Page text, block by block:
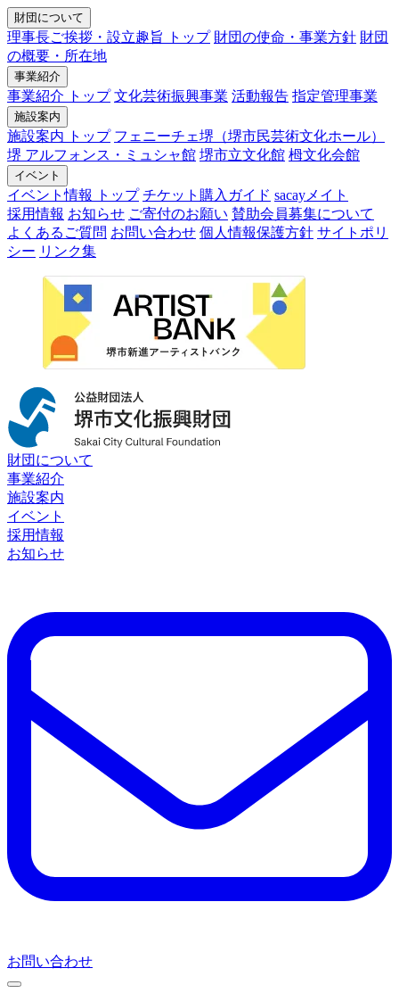
財団について
理事長ご挨拶・設立趣旨 トップ 財団の使命・事業方針 財団
の概要・所在地
事業紹介
事業紹介 トップ 文化芸術振興事業 活動報告 指定管理事業
施設案内
施設案内 トップ フェニーチェ堺（堺市民芸術文化ホール）
堺 アルフォンス・ミュシャ館 堺市立文化館 栂文化会館
イベント
イベント情報 トップ チケット購入ガイド sacayメイト
採用情報 お知らせ ご寄付のお願い 賛助会員募集について
よくあるご質問 お問い合わせ 個人情報保護方針 サイトポリ
シー リンク集
財団について
事業紹介
施設案内
イベント
採用情報
お知らせ
お問い合わせ